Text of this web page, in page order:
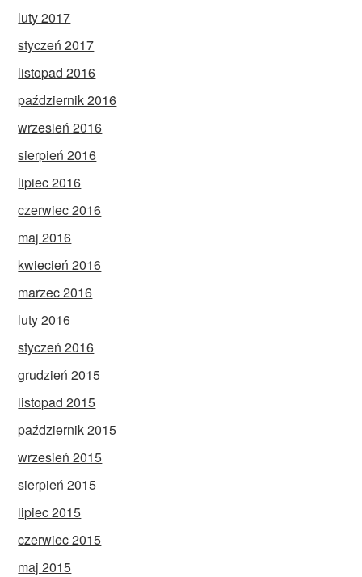
luty 2017
styczeń 2017
listopad 2016
październik 2016
wrzesień 2016
sierpień 2016
lipiec 2016
czerwiec 2016
maj 2016
kwiecień 2016
marzec 2016
luty 2016
styczeń 2016
grudzień 2015
listopad 2015
październik 2015
wrzesień 2015
sierpień 2015
lipiec 2015
czerwiec 2015
maj 2015